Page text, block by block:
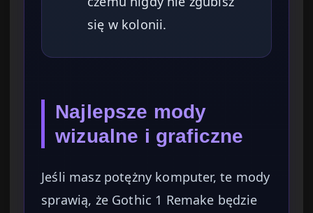
się w kolonii.
Najlepsze mody
wizualne i graficzne
Jeśli masz potężny komputer, te mody
sprawią, że Gothic 1 Remake będzie